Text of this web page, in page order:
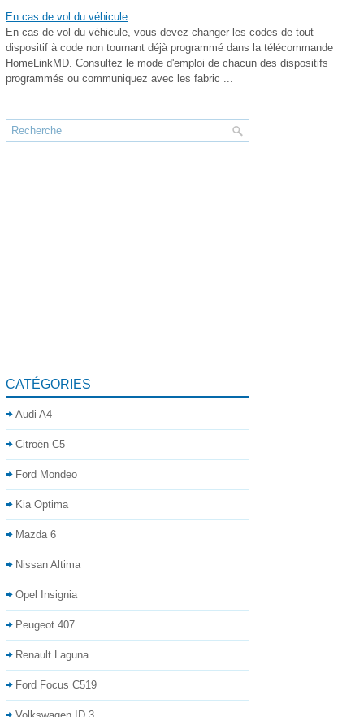
En cas de vol du véhicule
En cas de vol du véhicule, vous devez changer les codes de tout
dispositif à code non tournant déjà programmé dans la télécommande
HomeLinkMD. Consultez le mode d'emploi de chacun des dispositifs
programmés ou communiquez avec les fabric ...
CATÉGORIES
Audi A4
Citroën C5
Ford Mondeo
Kia Optima
Mazda 6
Nissan Altima
Opel Insignia
Peugeot 407
Renault Laguna
Ford Focus C519